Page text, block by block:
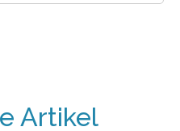
Artikel